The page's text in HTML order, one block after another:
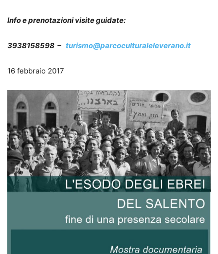
Infoe prenotazioni visite guidate:
3938158598 – turismo@parcoculturaleleverano.it
16 febbraio 2017